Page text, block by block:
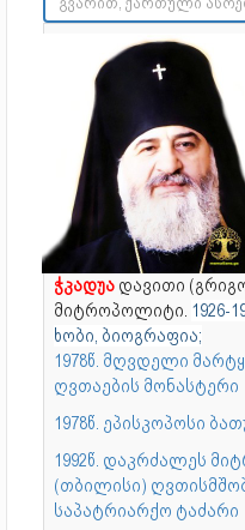
ჭკადუა დავითი
მიტროპოლიტი. 1926-
ხობი, ბიოგრაფია;
1978წ. მღვდელი
ღვთაების მონასტერი
1978წ. ეპისკოპოსი
1992წ. დაკრძალეს
(თბილისი)
საპატრიარქო ტაძარი